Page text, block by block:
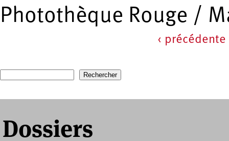
Photothèque Rouge /
‹ précédente
Formulaire de recherche
Dossiers